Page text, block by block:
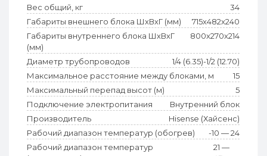
Вес общий, кг
34
Габариты внешнего блока ШхВхГ (мм)
715x482x240
Габариты внутреннего блока ШхВхГ
(мм)
800x270x214
Диаметр трубопроводов
1/4 (6.35)-1/2 (12.70)
Максимальное расстояние между блоками, м
15
Максимальный перепад высот (м)
5
Подключение электропитания
Внутренний блок
Производитель
Hisense (Хайсенс)
Рабочий диапазон температур (обогрев)
-10 — 24
Рабочий диапазон температур
21 —